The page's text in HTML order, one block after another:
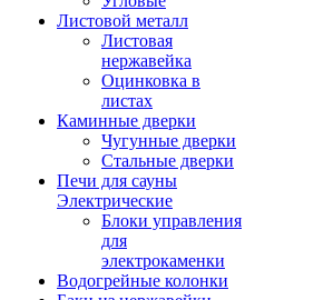
Листовой металл
Листовая
нержавейка
Оцинковка в
листах
Каминные дверки
Чугунные дверки
Стальные дверки
Печи для сауны
Электрические
Блоки управления
для
электрокаменки
Водогрейные колонки